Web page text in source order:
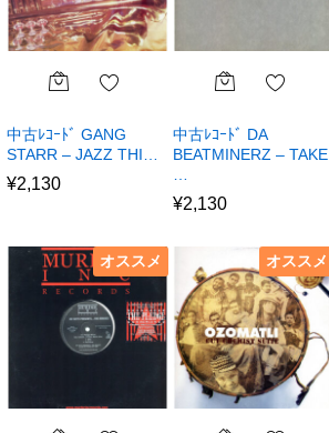
中古ﾚｺｰﾄﾞ GANG
STARR – JAZZ THI…
¥2,130
中古ﾚｺｰﾄﾞ DA
BEATMINERZ – TAKE
¥2,130
オススメ オススメ